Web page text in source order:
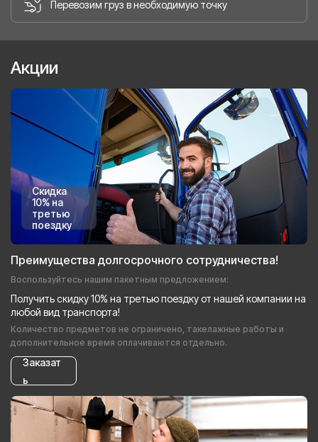
Перевозим груз в необходимую точку
Акции
Скидка
10% на
третью
поездку
Преимущества долгосрочного сотрудничества!
Воспользуйтесь нашим пакетным предложением:
Получить скидку 10% на третью поездку от нашей компании на
любой вид транспорта!
Количество предметов не ограничено, такелажные работы и
дополнительное время оплачиваются отдельно.
Заказат
ь